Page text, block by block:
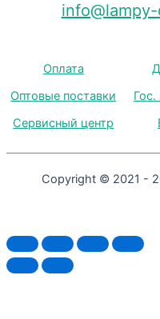
Оплата
Оптовые поставки
Гос.
Сервисный центр
Copyright © 2021 -